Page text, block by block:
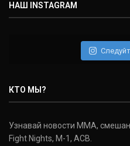
НАШ INSTAGRAM
КТО МЫ?
Узнавай новости ММА,
Fight Nights, M-1, ACB.